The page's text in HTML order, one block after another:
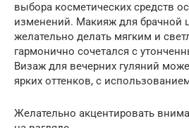
выбора косметических средств
изменений. Макияж для брачной
желательно делать мягким и
гармонично сочетался с
Визаж для вечерних гуляний
ярких оттенков, с
Желательно акцентировать